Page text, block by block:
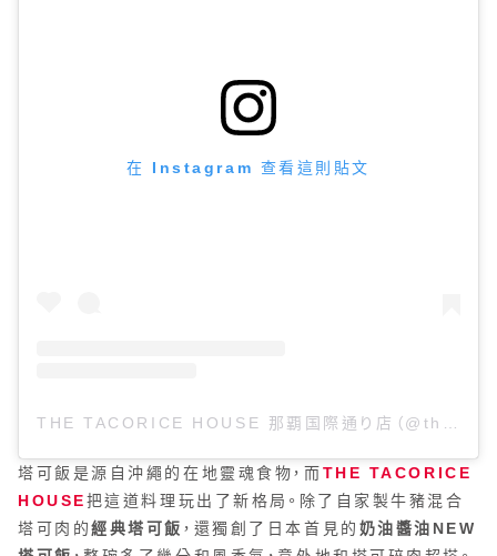
在 Instagram 查看這則貼文
THE TACORICE HOUSE 那覇国際通り店（@thetacoricehouse.naha）分享的貼文
塔可飯是源自沖繩的在地靈魂食物，而THE TACORICE
HOUSE把這道料理玩出了新格局。除了自家製牛豬混合
塔可肉的經典塔可飯 ，還獨創了日本首見的 奶油醬油NEW